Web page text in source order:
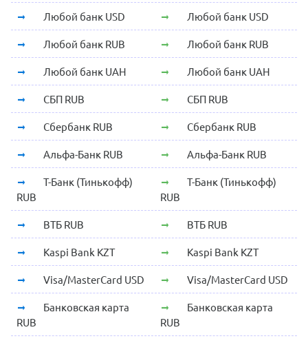
Любой банк USD Любой банк USD
Любой банк RUB Любой банк RUB
Любой банк UAH Любой банк UAH
СБП RUB СБП RUB
Сбербанк RUB Сбербанк RUB
Альфа-Банк RUB Альфа-Банк RUB
Т-Банк (Тинькофф)
RUB
Т-Банк (Тинькофф)
RUB
ВТБ RUB ВТБ RUB
Kaspi Bank KZT Kaspi Bank KZT
Visa/MasterCard USD Visa/MasterCard USD
Банковская карта
RUB
Банковская карта
RUB